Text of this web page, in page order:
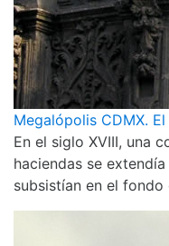
Megalópolis CDMX.
En el siglo XVIII, una
haciendas se
subsistían en el